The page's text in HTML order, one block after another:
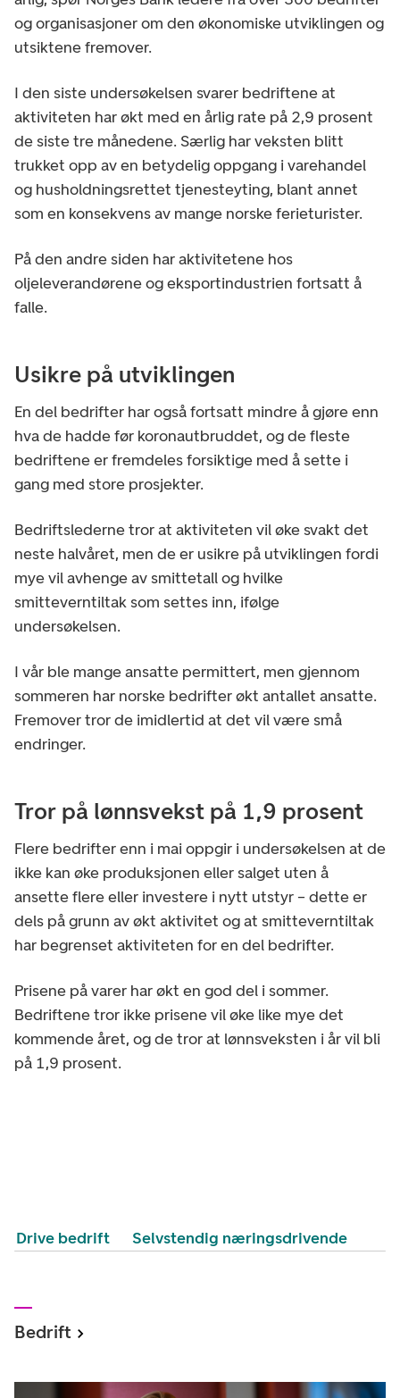
og organisasjoner om den økonomiske utviklingen og
utsiktene fremover.
I den siste undersøkelsen svarer bedriftene at
aktiviteten har økt med en årlig rate på 2,9 prosent
de siste tre månedene. Særlig har veksten blitt
trukket opp av en betydelig oppgang i varehandel
og husholdningsrettet tjenesteyting, blant annet
som en konsekvens av mange norske ferieturister.
På den andre siden har aktivitetene hos
oljeleverandørene og eksportindustrien fortsatt å
falle.
Usikre på utviklingen
En del bedrifter har også fortsatt mindre å gjøre enn
hva de hadde før koronautbruddet, og de fleste
bedriftene er fremdeles forsiktige med å sette i
gang med store prosjekter.
Bedriftslederne tror at aktiviteten vil øke svakt det
neste halvåret, men de er usikre på utviklingen fordi
mye vil avhenge av smittetall og hvilke
smitteverntiltak som settes inn, ifølge
undersøkelsen.
I vår ble mange ansatte permittert, men gjennom
sommeren har norske bedrifter økt antallet ansatte.
Fremover tror de imidlertid at det vil være små
endringer.
Tror på lønnsvekst på 1,9 prosent
Flere bedrifter enn i mai oppgir i undersøkelsen at de
ikke kan øke produksjonen eller salget uten å
ansette flere eller investere i nytt utstyr – dette er
dels på grunn av økt aktivitet og at smitteverntiltak
har begrenset aktiviteten for en del bedrifter.
Prisene på varer har økt en god del i sommer.
Bedriftene tror ikke prisene vil øke like mye det
kommende året, og de tror at lønnsveksten i år vil bli
på 1,9 prosent.
Drive bedrift Selvstendig næringsdrivende
Bedrift